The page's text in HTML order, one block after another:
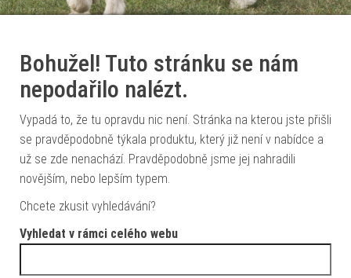
Bohužel! Tuto stránku se nám
nepodařilo nalézt.
Vypadá to, že tu opravdu nic není. Stránka na kterou jste přišli
se pravděpodobně týkala produktu, který již není v nabídce a
už se zde nenachází. Pravděpodobně jsme jej nahradili
novějším, nebo lepším typem.
Chcete zkusit vyhledávání?
Vyhledat v rámci celého webu